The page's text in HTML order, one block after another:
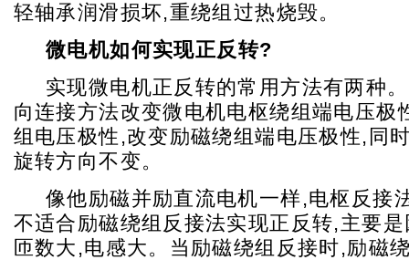
轻轴承润滑损坏,重绕组过热烧毁。
微电机如何实现正反转?
实现微电机正反转的常用方法有两种
向连接方法改变微电机电枢绕组端电压极
组电压极性,改变励磁绕组端电压极性,同
旋转方向不变。
像他励磁并励直流电机一样,电枢反接
不适合励磁绕组反接法实现正反转,主要
匝数大,电感大。当励磁绕组反接时,励磁